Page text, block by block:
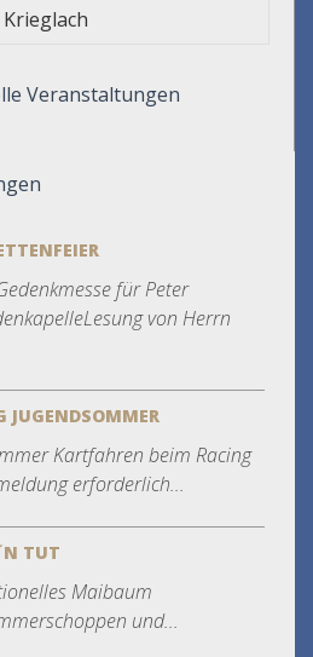
Krieglach
Veranstaltungen
für Peter
von Herrn
JUGENDSOMMER
Kartfahren beim Racing
erforderlich...
TUT
Maibaum
und...